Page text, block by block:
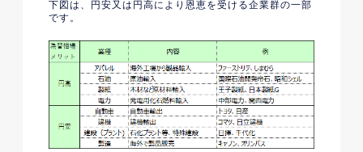
下図は、円安又は円高により恩恵を受ける企業群の一部
です。